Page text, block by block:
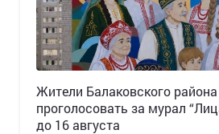
Жители Балаковского
проголосовать за мурал
до 16 августа